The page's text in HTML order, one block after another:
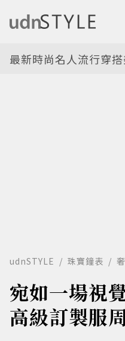
最新時尚名人流行穿搭
udnSTYLE 珠寶鐘表
宛如一場視
高級訂製服